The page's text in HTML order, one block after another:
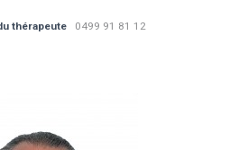
thérapeute 0499 91 81 12